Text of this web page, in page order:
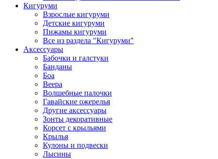
Кигуруми
Взрослые кигуруми
Детские кигуруми
Пижамы кигуруми
Все из раздела "Кигуруми"
Аксессуары
Бабочки и галстуки
Банданы
Боа
Веера
Волшебные палочки
Гавайские ожерелья
Другие аксессуары
Зонты декоративные
Корсет с крыльями
Крылья
Кулоны и подвески
Лысины